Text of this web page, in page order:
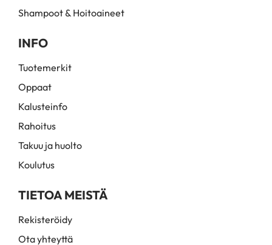
Shampoot & Hoitoaineet
INFO
Tuotemerkit
Oppaat
Kalusteinfo
Rahoitus
Takuu ja huolto
Koulutus
TIETOA MEISTÄ
Rekisteröidy
Ota yhteyttä